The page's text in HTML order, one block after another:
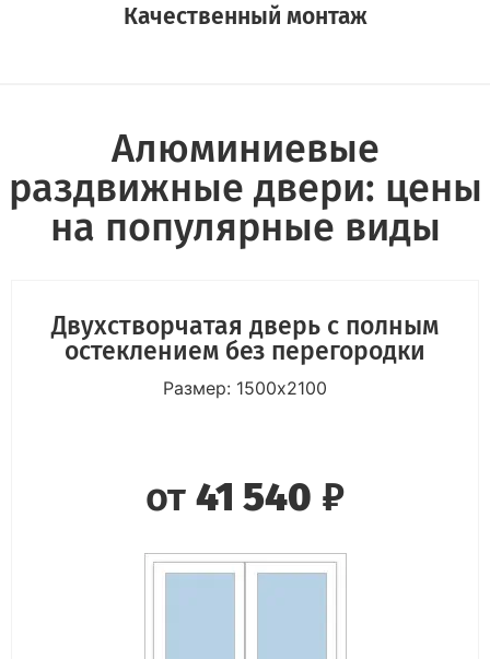
Качественный монтаж
Алюминиевые
раздвижные двери: цены
на популярные виды
Двухстворчатая дверь с полным
остеклением без перегородки
Размер: 1500х2100
от 41 540 ₽